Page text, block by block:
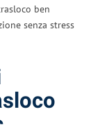
ben
senza stress